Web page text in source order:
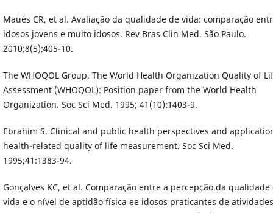
Maués CR, et al. Avaliação da qualidade de vida: comparação
idosos jovens e muito idosos. Rev Bras Clin Med. São Paulo.
2010;8(5);405-10.
The WHOQOL Group. The World Health Organization Quality of
Assessment (WHOQOL): Position paper from the World Health
Organization. Soc Sci Med. 1995; 41(10):1403-9.
Ebrahim S. Clinical and public health perspectives and
health-related quality of life measurement. Soc Sci Med.
1995;41:1383-94.
Gonçalves KC, et al. Comparação entre a percepção da qualidade
vida e o nível de aptidão física ee idosos praticantes de atividades